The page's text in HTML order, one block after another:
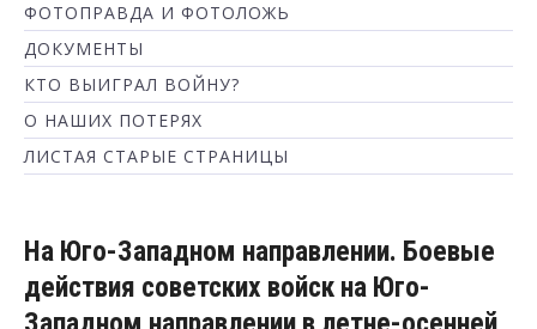
ФОТОПРАВДА И ФОТОЛОЖЬ
ДОКУМЕНТЫ
КТО ВЫИГРАЛ ВОЙНУ?
О НАШИХ ПОТЕРЯХ
ЛИСТАЯ СТАРЫЕ СТРАНИЦЫ
На Юго-Западном направлении. Боевые
действия советских войск на Юго-